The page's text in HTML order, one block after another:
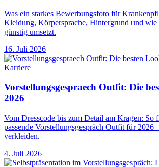
Was ein starkes Bewerbungsfoto für
Kleidung, Körpersprache, Hintergrund und wie
günstig umsetzt.
16. Juli 2026
Karriere
Vorstellungsgespraech Outfit: Die
2026
Vom Dresscode bis zum Detail am Kragen: So
passende Vorstellungsgespräch Outfit für 2026
verkleiden.
4. Juli 2026